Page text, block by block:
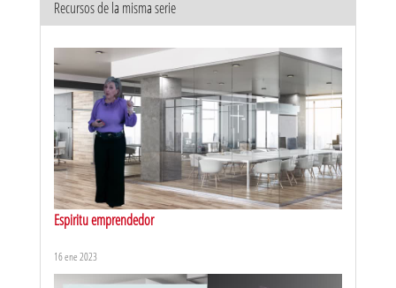
Recursos de la misma serie
Espiritu emprendedor
16 ene 2023